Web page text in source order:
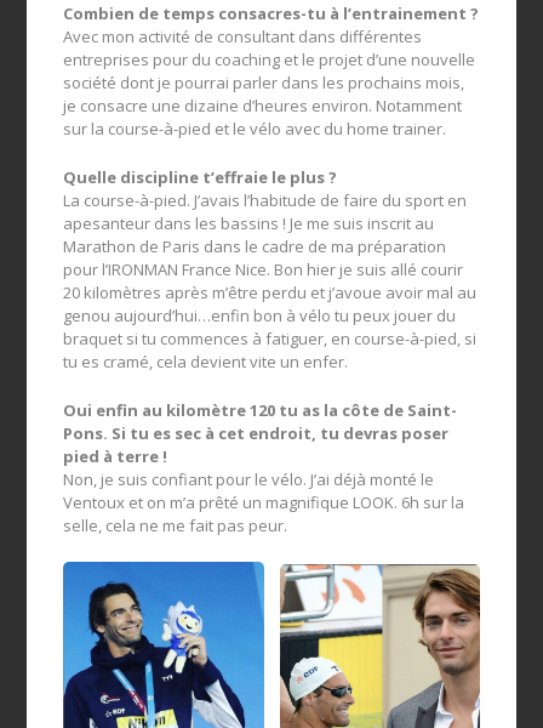
Combien de temps consacres-tu à l’entrainement ?
Avec mon activité de consultant dans différentes
entreprises pour du coaching et le projet d’une nouvelle
société dont je pourrai parler dans les prochains mois,
je consacre une dizaine d’heures environ. Notamment
sur la course-à-pied et le vélo avec du home trainer.
Quelle discipline t’effraie le plus ?
La course-à-pied. J’avais l’habitude de faire du sport en
apesanteur dans les bassins ! Je me suis inscrit au
Marathon de Paris dans le cadre de ma préparation
pour l’IRONMAN France Nice. Bon hier je suis allé courir
20 kilomètres après m’être perdu et j’avoue avoir mal au
genou aujourd’hui…enfin bon à vélo tu peux jouer du
braquet si tu commences à fatiguer, en course-à-pied, si
tu es cramé, cela devient vite un enfer.
Oui enfin au kilomètre 120 tu as la côte de Saint-
Pons. Si tu es sec à cet endroit, tu devras poser
pied à terre !
Non, je suis confiant pour le vélo. J’ai déjà monté le
Ventoux et on m’a prêté un magnifique LOOK. 6h sur la
selle, cela ne me fait pas peur.